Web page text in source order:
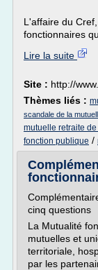
L'affaire du
fonctionnaires
Lire la suite
Site : http://
Thèmes liés :
scandale de la
mutuelle retraite
fonction publique /
cinq questions
La Mutualité
mutuelles et
territoriale,
par les